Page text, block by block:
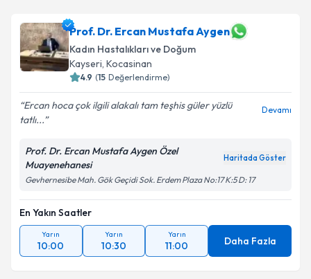
Prof. Dr. Ercan Mustafa Aygen
Kadın Hastalıkları ve Doğum
Kayseri, Kocasinan
4.9 (15 Değerlendirme)
Ercan hoca çok ilgili alakalı tam teşhis güler yüzlü
tatlı...
Devamı
Prof. Dr. Ercan Mustafa Aygen Özel
Muayenehanesi
Haritada Göster
Gevhernesibe Mah. Gök Geçidi Sok. Erdem Plaza No:17 K:5 D: 17
En Yakın Saatler
Yarın
10:00
Yarın
10:30
Yarın
11:00 Daha Fazla